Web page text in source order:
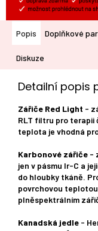
Popis Doplňkové
Diskuze
Detailní popis
Zářiče Red Light -
RLT filtru pro terapii
teplota je vhodná
Karbonové zářiče -
jen v pásmu Ir-C a
do hloubky tkáně.
povrchovou
plněspektrálním
Kanadská jedle -